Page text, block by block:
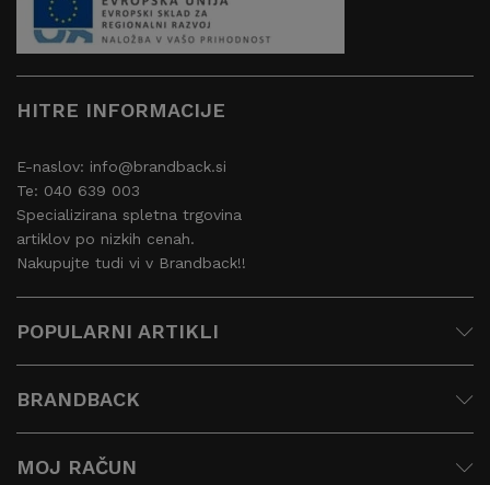
HITRE INFORMACIJE
E-naslov: info@brandback.si
Te: 040 639 003
Specializirana spletna trgovina
artiklov po nizkih cenah.
Nakupujte tudi vi v Brandback!!
POPULARNI ARTIKLI
BRANDBACK
MOJ RAČUN